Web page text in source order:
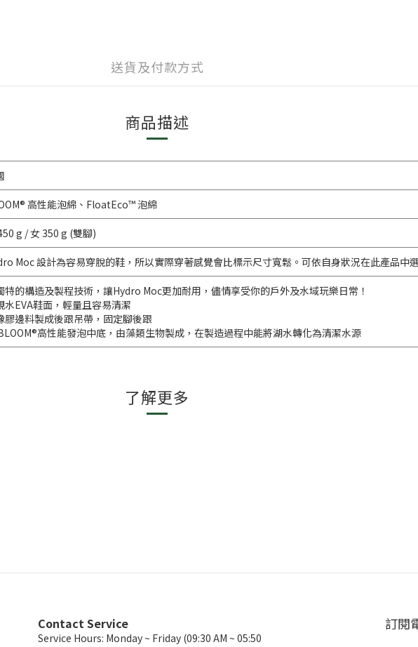
送貨及付款方式
商品描述
高性能泡綿、FloatEco™ 泡綿
g / 女 350 g (雙腳)
Moc 設計為容易穿脫的鞋，所以實際穿著感覺會比標示尺寸寬鬆。可依自身狀況在此產品中
特的構造及製程技術，讓Hydro Moc更加耐用，儘情享受你的戶外及水域玩樂日常！
水EVA鞋面，輕量且容易清潔
膠邊料製成後跟吊帶，固定腳後跟
高性能發泡中底，由藻類生物製成，在製造過程中能將湖水轉化為清潔水源
了解更多
Contact Service
Service Hours: Monday ~ Friday (09:30 AM ~ 05:50
訂閱